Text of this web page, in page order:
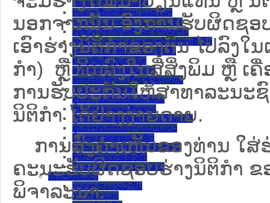
ກະຊວງ ສາທາລະນະສຸກ
ກະຊວງ ສຶກສາທິການ ແລະ ກິລາ
ກະຊວງ ອຸດສາຫະກຳ ແລະ ການຄ້າ
ກະຊວງ ເຕັກໂນໂລຊີ ແລະ ການສື່ສານ
ກະຊວງ ແຮງງານ ແລະ ສະຫວັດດີການສັງຄົມ
ກະຊວງ ໂຍທາທິການ ແລະ ຂົນສົ່ງ
ຄະນະຈັດຕັ້ງສູນກາງພັກ
ທະນາຄານແຫ່ງ ສປປ ລາວ
ສະຫະພັນນັກຮົບເກົ່າແຫ່ງຊາດລາວ
ສານປະຊາຊົນສູງສຸດ
ສູນກາງ ສະຫະພັນແມ່ຍິງລາວ
ສູນກາງ ແນວລາວສ້າງຊາດ
ສູນກາງຊາວໜຸ່ມປະຊາຊົນປະຕິວັດລາວ
ສູນກາງສະຫະພັນກຳມະບານລາວ
ອົງການ ກວດສອບແຫ່ງລັດ
ອົງການ ໄອຍະການປະຊາຊົນສູງສຸດ
ອົງການກວດກາແຫ່ງລັດ
ອົງການກາແດງແຫ່ງຊາດລາວ
ນິຕິກໍາຂັ້ນແຂວງ
ນະ​ຄອນ​ຫລວງວຽງຈັນ
ແຂວງ ຄໍາມ່ວນ
ນອກຈາກນັ້ນ ອົງການຮັບຜິດຊອ
ເອົາຮ່າງນິຕິກຳຂອງຕົນ ໄປລົງໃ
ກຳ) ຫຼື ພິມລົງໃນສື່ສິ່ງພິມ ຫຼື ເຄື່
ການຮັບປະກັນໃຫ້ສາທາລະນະ
ນິຕິກຳ ໄດ້ຢ່າງງ່າຍດາຍ.
ການສົ່ງຄໍາເຫັນຂອງທ່ານ ໃສ່
ຄະນະຮັບຜິດຊອບຮ່າງນິຕິກຳ ຂ
ພິຈາລະນາ.